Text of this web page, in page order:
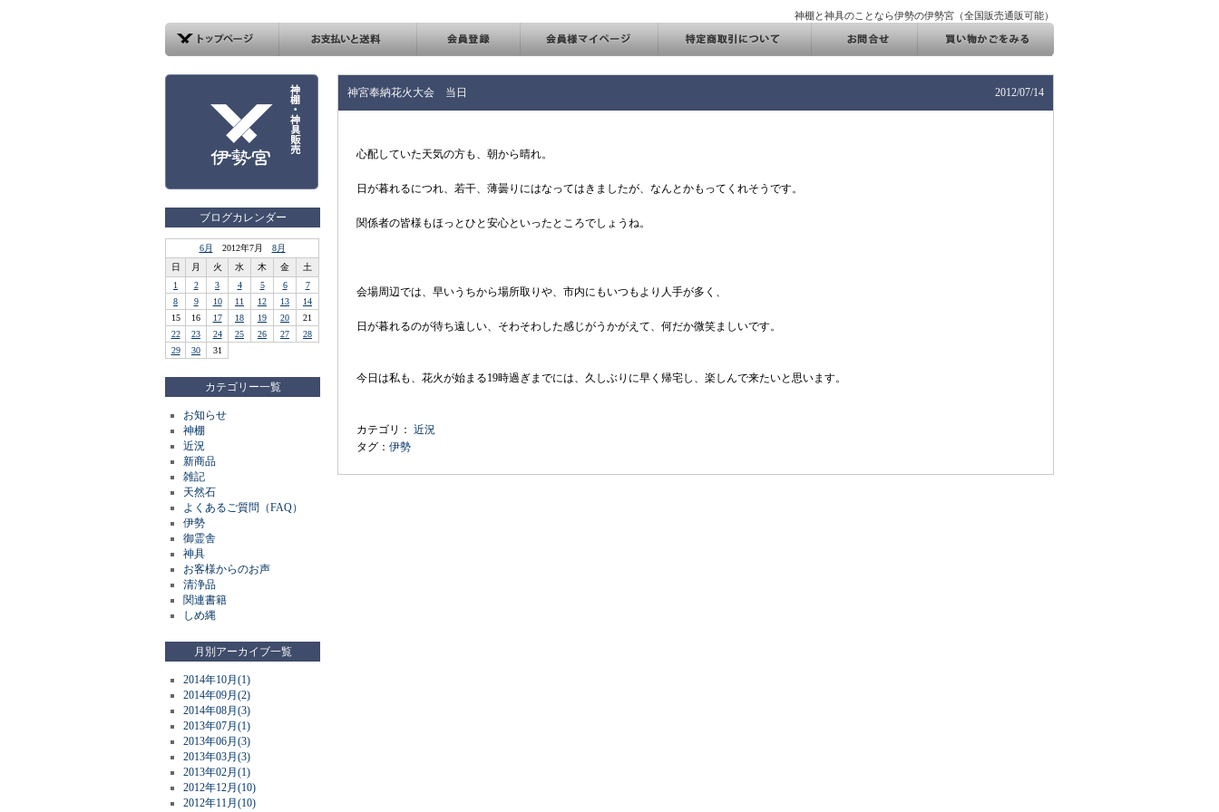
神棚と神具のことなら伊勢の伊勢宮（全国販売通販可能）
ブログカレンダー
6月 2012年7月 8月
日
月 火 水 木 金
土
1
2 3 4 5 6
7
8
9 10 11 12 13
14
15
16 17 18 19 20
21
22
23 24 25 26 27
28
29
30 31
カテゴリー一覧
お知らせ
神棚
近況
新商品
雑記
天然石
よくあるご質問（FAQ）
伊勢
御霊舎
神具
お客様からのお声
清浄品
関連書籍
しめ縄
月別アーカイブ一覧
2014年10月(1)
2014年09月(2)
2014年08月(3)
2013年07月(1)
2013年06月(3)
2013年03月(3)
2013年02月(1)
2012年12月(10)
2012年11月(10)
神宮奉納花火大会 当日 2012/07/14
心配していた天気の方も、朝から晴れ。
日が暮れるにつれ、若干、薄曇りにはなってはきましたが、なんとかもってくれそうです。
関係者の皆様もほっとひと安心といったところでしょうね。
会場周辺では、早いうちから場所取りや、市内にもいつもより人手が多く、
日が暮れるのが待ち遠しい、そわそわした感じがうかがえて、何だか微笑ましいです。
今日は私も、花火が始まる19時過ぎまでには、久しぶりに早く帰宅し、楽しんで来たいと思います。
カテゴリ： 近況
タグ： 伊勢